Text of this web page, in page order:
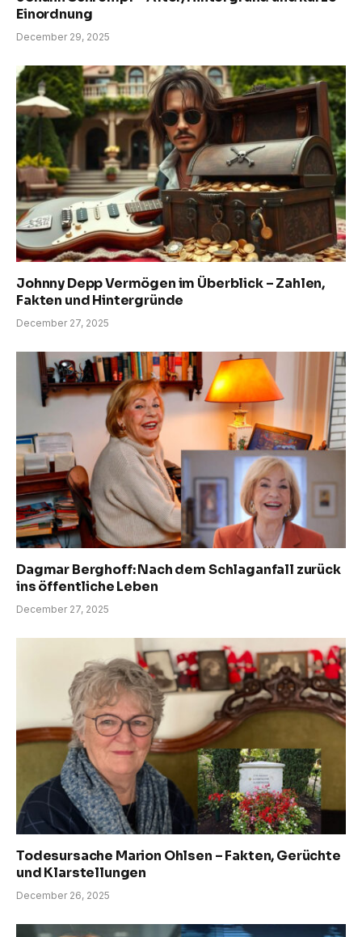
Einordnung
December 29, 2025
Johnny Depp Vermögen im Überblick – Zahlen,
Fakten und Hintergründe
December 27, 2025
Dagmar Berghoff: Nach dem Schlaganfall zurück
ins öffentliche Leben
December 27, 2025
Todesursache Marion Ohlsen – Fakten, Gerüchte
und Klarstellungen
December 26, 2025